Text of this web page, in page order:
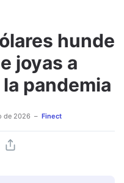
hunde
joyas a
pandemia
de 2026 Finect